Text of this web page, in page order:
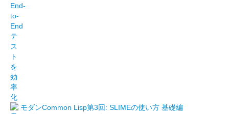
モダンCommon Lisp第3回: SLIMEの使い方 基礎編